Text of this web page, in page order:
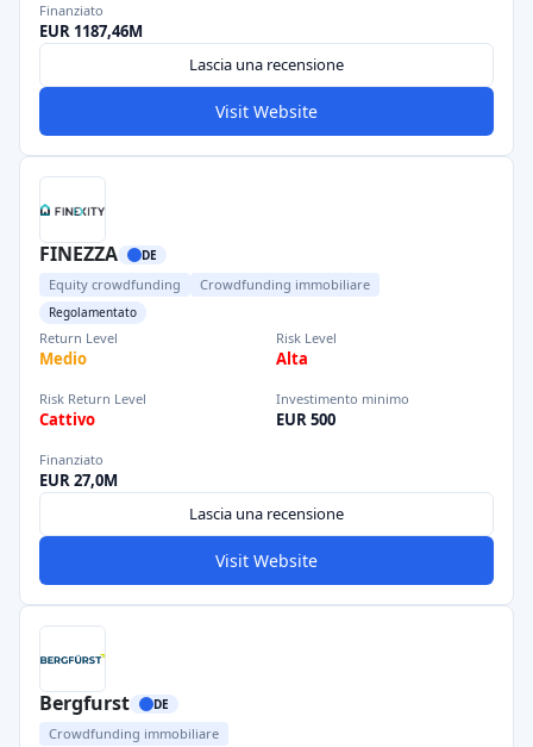
Finanziato
EUR 1187,46M
Lascia una recensione
Visit Website
FINEZZA DE
Equity crowdfunding Crowdfunding immobiliare
Regolamentato
Return Level
Medio
Risk Level
Alta
Risk Return Level
Cattivo
Investimento minimo
EUR 500
Finanziato
EUR 27,0M
Lascia una recensione
Visit Website
Bergfurst DE
Crowdfunding immobiliare